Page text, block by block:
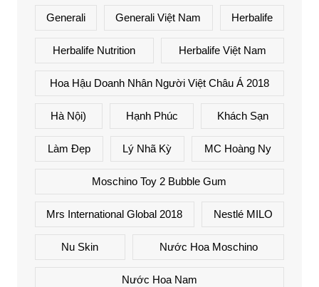
Generali Generali Việt Nam Herbalife
Herbalife Nutrition Herbalife Việt Nam
Hoa Hậu Doanh Nhân Người Việt Châu Á 2018
Hà Nội) Hạnh Phúc Khách Sạn
Làm Đẹp Lý Nhã Kỳ MC Hoàng Ny
Moschino Toy 2 Bubble Gum
Mrs International Global 2018 Nestlé MILO
Nu Skin Nước Hoa Moschino
Nước Hoa Nam